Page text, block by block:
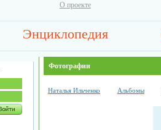
О проекте
Энциклопедия
Фотографии
Наталья Ильченко Альбомы